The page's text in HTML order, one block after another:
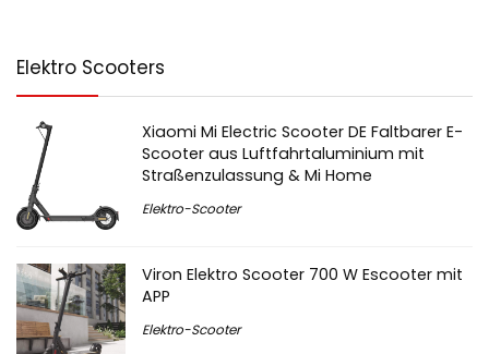
Elektro Scooters
Xiaomi Mi Electric Scooter DE Faltbarer E-
Scooter aus Luftfahrtaluminium mit
Straßenzulassung & Mi Home
Elektro-Scooter
Viron Elektro Scooter 700 W Escooter mit
APP
Elektro-Scooter